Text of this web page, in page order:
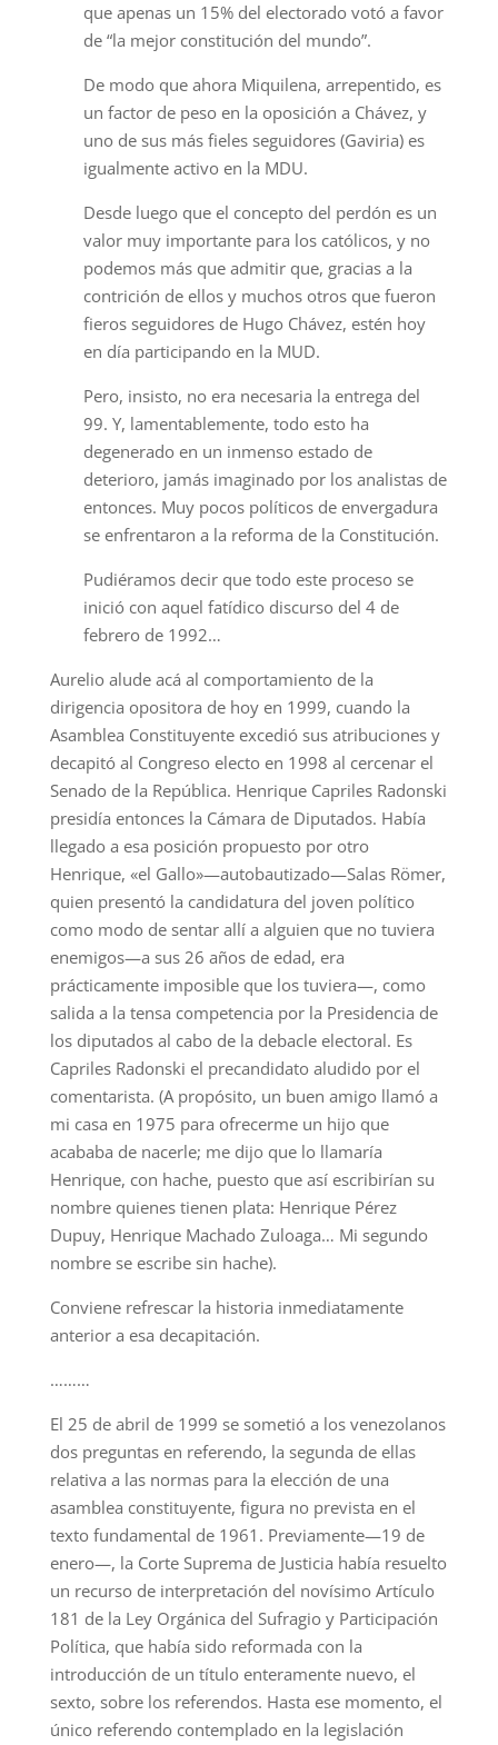
que apenas un 15% del electorado votó a favor
de “la mejor constitución del mundo”.
De modo que ahora Miquilena, arrepentido, es
un factor de peso en la oposición a Chávez, y
uno de sus más fieles seguidores (Gaviria) es
igualmente activo en la MDU.
Desde luego que el concepto del perdón es un
valor muy importante para los católicos, y no
podemos más que admitir que, gracias a la
contrición de ellos y muchos otros que fueron
fieros seguidores de Hugo Chávez, estén hoy
en día participando en la MUD.
Pero, insisto, no era necesaria la entrega del
99. Y, lamentablemente, todo esto ha
degenerado en un inmenso estado de
deterioro, jamás imaginado por los analistas de
entonces. Muy pocos políticos de envergadura
se enfrentaron a la reforma de la Constitución.
Pudiéramos decir que todo este proceso se
inició con aquel fatídico discurso del 4 de
febrero de 1992…
Aurelio alude acá al comportamiento de la
dirigencia opositora de hoy en 1999, cuando la
Asamblea Constituyente excedió sus atribuciones y
decapitó al Congreso electo en 1998 al cercenar el
Senado de la República. Henrique Capriles Radonski
presidía entonces la Cámara de Diputados. Había
llegado a esa posición propuesto por otro
Henrique, «el Gallo»—autobautizado—Salas Römer,
quien presentó la candidatura del joven político
como modo de sentar allí a alguien que no tuviera
enemigos—a sus 26 años de edad, era
prácticamente imposible que los tuviera—, como
salida a la tensa competencia por la Presidencia de
los diputados al cabo de la debacle electoral. Es
Capriles Radonski el precandidato aludido por el
comentarista. (A propósito, un buen amigo llamó a
mi casa en 1975 para ofrecerme un hijo que
acababa de nacerle; me dijo que lo llamaría
Henrique, con hache, puesto que así escribirían su
nombre quienes tienen plata: Henrique Pérez
Dupuy, Henrique Machado Zuloaga… Mi segundo
nombre se escribe sin hache).
Conviene refrescar la historia inmediatamente
anterior a esa decapitación.
………
El 25 de abril de 1999 se sometió a los venezolanos
dos preguntas en referendo, la segunda de ellas
relativa a las normas para la elección de una
asamblea constituyente, figura no prevista en el
texto fundamental de 1961. Previamente—19 de
enero—, la Corte Suprema de Justicia había resuelto
un recurso de interpretación del novísimo Artículo
181 de la Ley Orgánica del Sufragio y Participación
Política, que había sido reformada con la
introducción de un título enteramente nuevo, el
sexto, sobre los referendos. Hasta ese momento, el
único referendo contemplado en la legislación